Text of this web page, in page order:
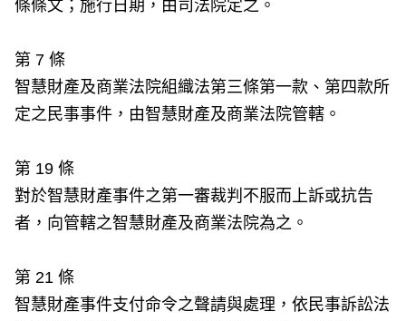
條條文；施行日期，由司法院定之。
第 7 條
智慧財產及商業法院組織法第三條第一款、第四款所
定之民事事件，由智慧財產及商業法院管轄。
第 19 條
對於智慧財產事件之第一審裁判不服而上訴或抗告
者，向管轄之智慧財產及商業法院為之。
第 21 條
智慧財產事件支付命令之聲請與處理，依民事訴訟法